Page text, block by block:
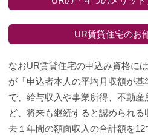
UR賃貸住宅のお
なおUR賃貸住宅の申込み資格に
が「申込者本人の平均月収額が基
で、給与収入や事業所得、不動
ど、将来も継続すると認められ
去１年間の額面収入の合計額を